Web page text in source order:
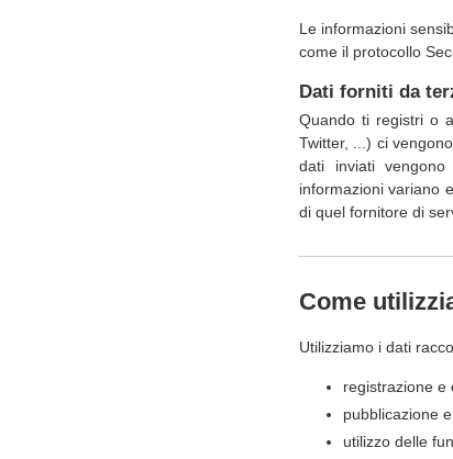
Le informazioni
come il protocollo
Dati forniti da
Quando ti registri o
Twitter, ...) ci
dati inviati
informazioni variano
di quel fornitore di
Come
Utilizziamo i dati
registrazione e
pubblicazione
utilizzo delle